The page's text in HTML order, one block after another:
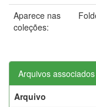
Aparece nas
coleções:
Arquivos
Arquivo